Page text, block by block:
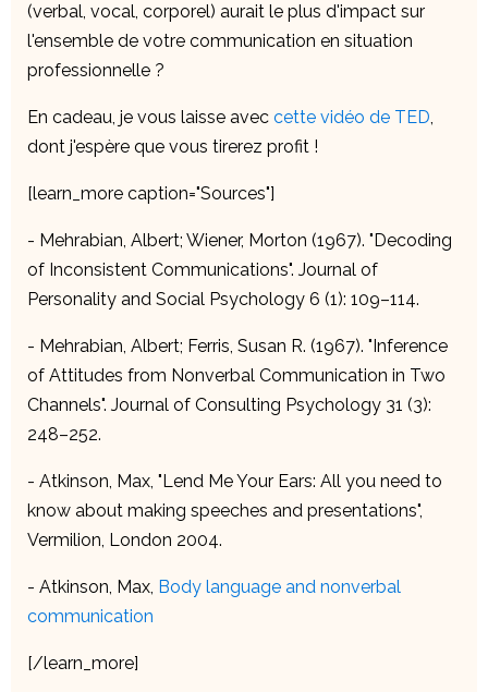
(verbal, vocal, corporel) aurait le plus d'impact sur
l'ensemble de votre communication en situation
professionnelle ?
En cadeau, je vous laisse avec cette vidéo de TED,
dont j'espère que vous tirerez profit !
[learn_more caption="Sources"]
- Mehrabian, Albert; Wiener, Morton (1967). "Decoding
of Inconsistent Communications". Journal of
Personality and Social Psychology 6 (1): 109–114.
- Mehrabian, Albert; Ferris, Susan R. (1967). "Inference
of Attitudes from Nonverbal Communication in Two
Channels". Journal of Consulting Psychology 31 (3):
248–252.
- Atkinson, Max, "Lend Me Your Ears: All you need to
know about making speeches and presentations",
Vermilion, London 2004.
- Atkinson, Max, Body language and nonverbal
communication
[/learn_more]